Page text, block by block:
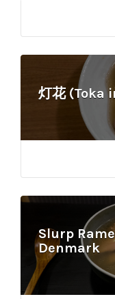
灯花 (Toka
Slurp
Denmark